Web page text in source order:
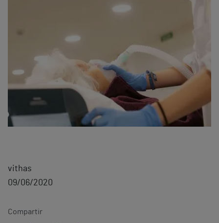
vithas
09/06/2020
Compartir